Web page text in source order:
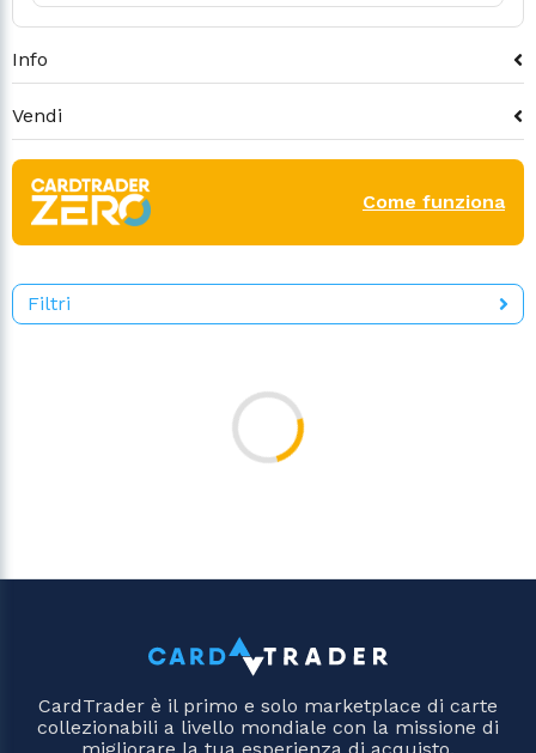
Info
Vendi
Come funziona
Filtri
CardTrader è il primo e solo marketplace di carte
collezionabili a livello mondiale con la missione di